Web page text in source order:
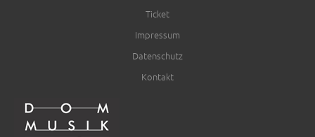
Ticket
Impressum
Datenschutz
Kontakt